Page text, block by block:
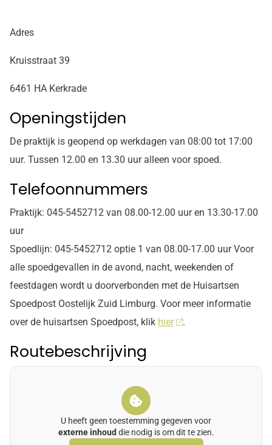
Adres
Kruisstraat 39
6461 HA Kerkrade
Openingstijden
De praktijk is geopend op werkdagen van 08:00 tot 17:00
uur. Tussen 12.00 en 13.30 uur alleen voor spoed.
Telefoonnummers
Praktijk: 045-5452712 van 08.00-12.00 uur en 13.30-17.00
uur
Spoedlijn: 045-5452712 optie 1 van 08.00-17.00 uur Voor
alle spoedgevallen in de avond, nacht, weekenden of
feestdagen wordt u doorverbonden met de Huisartsen
Spoedpost Oostelijk Zuid Limburg. Voor meer informatie
over de huisartsen Spoedpost, klik hier .
Routebeschrijving
U heeft geen toestemming gegeven voor
externe inhoud die nodig is om dit te zien.